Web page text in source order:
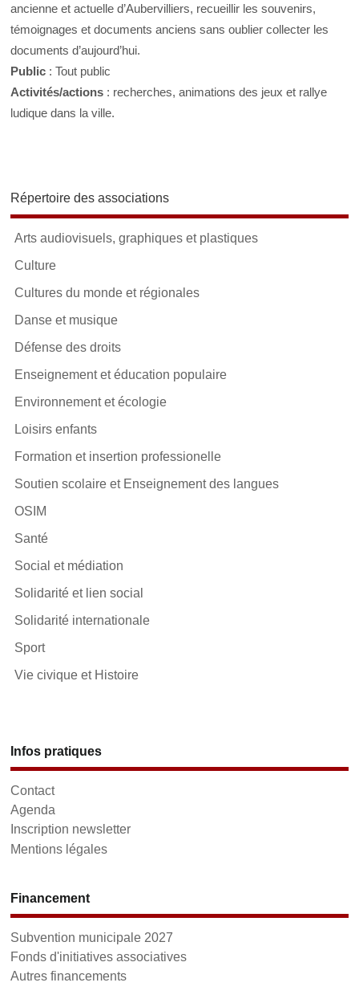
ancienne et actuelle d’Aubervilliers, recueillir les souvenirs,
témoignages et documents anciens sans oublier collecter les
documents d’aujourd’hui.
Public : Tout public
Activités/actions : recherches, animations des jeux et rallye
ludique dans la ville.
Répertoire des associations
Arts audiovisuels, graphiques et plastiques
Culture
Cultures du monde et régionales
Danse et musique
Défense des droits
Enseignement et éducation populaire
Environnement et écologie
Loisirs enfants
Formation et insertion professionelle
Soutien scolaire et Enseignement des langues
OSIM
Santé
Social et médiation
Solidarité et lien social
Solidarité internationale
Sport
Vie civique et Histoire
Infos pratiques
Contact
Agenda
Inscription newsletter
Mentions légales
Financement
Subvention municipale 2027
Fonds d'initiatives associatives
Autres financements